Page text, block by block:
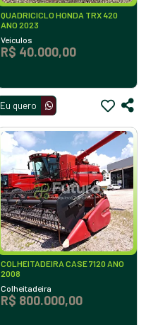
QUADRICICLO HONDA TRX 420
ANO 2023
Veículos
R$ 40.000,00
Eu quero
COLHEITADEIRA CASE 7120 ANO
2008
Colheitadeira
R$ 800.000,00